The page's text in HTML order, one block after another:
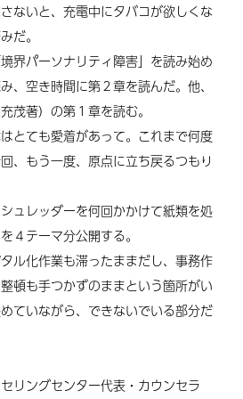
ないと、充電中にタバコが欲しくな
だ。
界パーソナリティ障害」を読み始め
、空き時間に第２章を読んだ。他、
茂著）の第１章を読む。
とても愛着があって。これまで何度
、もう一度、原点に立ち戻るつもり
ュレッダーを何回かかけて紙類を処
４テーマ分公開する。
ル化作業も滞ったままだし、事務作
頓も手つかずのままという箇所がい
ていながら、できないでいる部分だ
リングセンター代表・カウンセラ